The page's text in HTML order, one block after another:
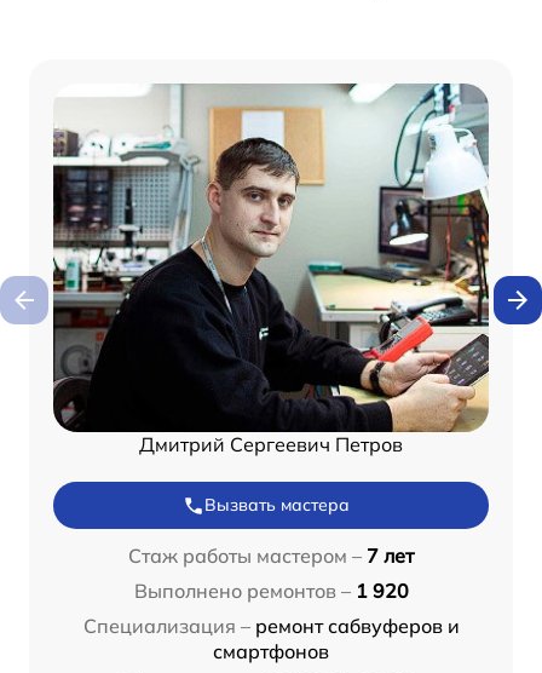
Дмитрий Сергеевич Петров
Вызвать мастера
Стаж работы мастером – 7 лет
Выполнено ремонтов – 1 920
Специализация – ремонт сабвуферов и
смартфонов